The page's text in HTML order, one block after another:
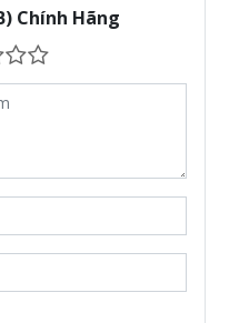
mại, tạo cảm giác cầm nắm
bị màn hình 6.74 inch với
HD+ (2400 x 1080 pixels),
tỷ lệ màn hình/ thân máy
Chính Hãng